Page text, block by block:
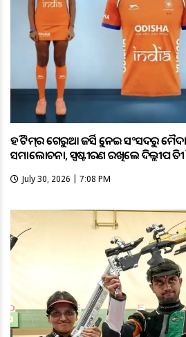
ହକି ଟିମ୍‌ର ଗେରୁଆ ଜର୍ସିକୁ ନେଇ ସଂସଦରୁ
ସମାଲୋଚନା, ସ୍ପଷ୍ଟୀକରଣ ରଖିଲେ ଦିଲ୍ଲୀପ ତିର୍କୀ
July 30, 2026 | 7:08 PM